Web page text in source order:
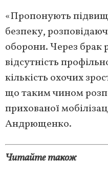
«Пропонують
безпеку,
оборони. Через брак
відсутність
кількість охочих
що таким чином
прихованої
Андрющенко.
Читайте також